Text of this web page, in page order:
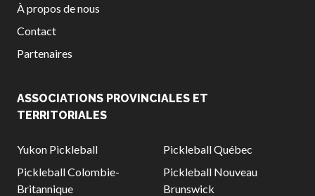
À propos de nous
Contact
Partenaires
ASSOCIATIONS PROVINCIALES ET
TERRITORIALES
Yukon Pickleball
Pickleball Québec
Pickleball Colombie-
Britannique
Pickleball Nouveau
Brunswick